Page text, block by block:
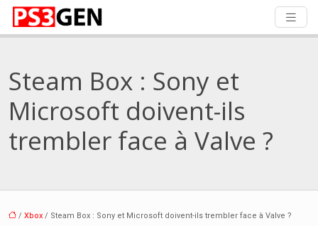
Steam Box : Sony et
Microsoft doivent-ils
trembler face à Valve ?
/ Xbox / Steam Box : Sony et Microsoft doivent-ils trembler face à Valve ?